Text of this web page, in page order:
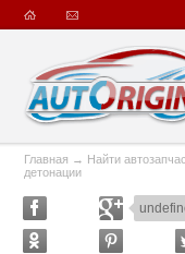
Главная → Найти
детонации